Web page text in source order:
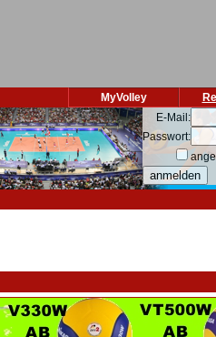
MyVolley
E-Mail:
Passwort: